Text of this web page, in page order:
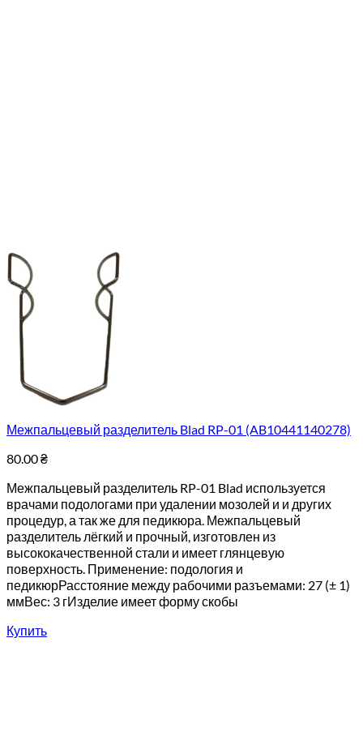
Межпальцевый разделитель Blad RP-01 (AB10441140278)
80.00₴
Межпальцевый разделитель RP-01 Blad используется
врачами подологами при удалении мозолей и и других
процедур, а так же для педикюра. Межпальцевый
разделитель лёгкий и прочный, изготовлен из
высококачественной стали и имеет глянцевую
поверхность. Применение: подология и
педикюрРасстояние между рабочими разъемами: 27 (± 1)
ммВес: 3 гИзделие имеет форму скобы
Купить